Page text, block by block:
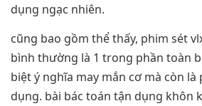
dụng ngạc nhiên.
cũng bao gồm thể thấy, phim sét
bình thường là 1 trong phần toàn
biệt ý nghĩa may mắn cơ mà còn là
dụng. bài bác toán tận dụng khôn